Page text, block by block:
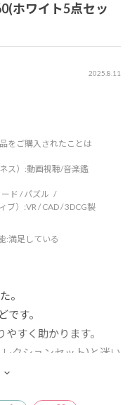
ホワイト5点セッ
2025.8.11
をご購入されたことは
ス）:動画視聴/音楽鑑
ード / パズル
ブ）:VR / CAD / 3DCG製
:満足している
。
す。
すく助かります。
クションセット)と迷い
初めて使うにはこちら